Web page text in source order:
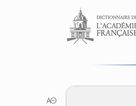
Aller au contenu